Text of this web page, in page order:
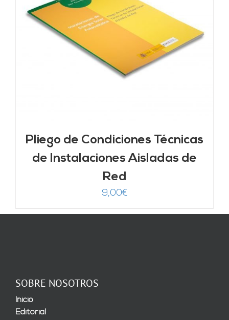
Pliego de Condiciones Técnicas
de Instalaciones Aisladas de
Red
9,00€
SOBRE NOSOTROS
Inicio
Editorial